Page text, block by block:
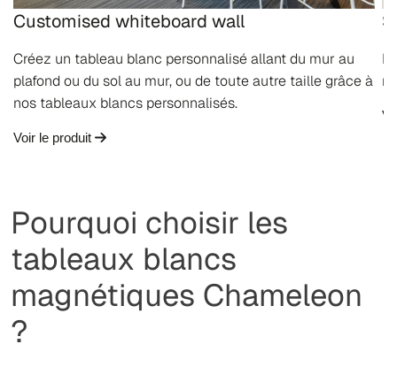
Customised whiteboard wall
Créez un tableau blanc personnalisé allant du mur au
plafond ou du sol au mur, ou de toute autre taille grâce à
nos tableaux blancs personnalisés.
Voir le produit
Pourquoi choisir les
tableaux blancs
magnétiques Chameleon
?